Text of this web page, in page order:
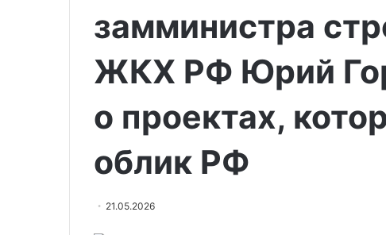
замминистра
ЖКХ РФ Юрий
о проектах,
облик РФ
21.05.2026